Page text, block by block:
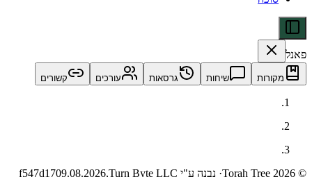
שיחות גרסאות עורכים קשורים
· נבנה ע"י Turn Byte LLC f547d1709.08.2026,